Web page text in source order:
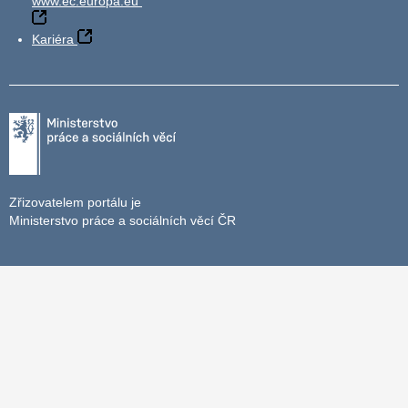
Kariéra
Zřizovatelem portálu je
Ministerstvo práce a sociálních věcí ČR